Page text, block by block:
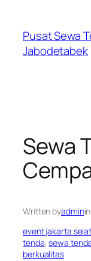
content
Pusat Sewa
Jabodetabek
Sewa
Written byadminin
event jakarta
tenda, sewa
berkualitas